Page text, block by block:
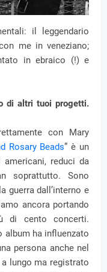
il leggendario
me in veneziano;
in ebraico (!) e
di altri tuoi progetti.
con Mary
Rosary Beads” è un
reduci da
soprattutto. Sono
guerra dall’interno e
ancora portando
di cento concerti.
album ha influenzato
persona anche nel
lungo ma registrato